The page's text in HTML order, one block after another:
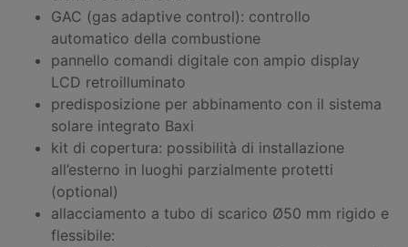
GAC (gas adaptive control): controllo
automatico della combustione
pannello comandi digitale con ampio display
LCD retroilluminato
predisposizione per abbinamento con il sistema
solare integrato Baxi
kit di copertura: possibilità di installazione
all’esterno in luoghi parzialmente protetti
(optional)
allacciamento a tubo di scarico Ø50 mm rigido e
flessibile: